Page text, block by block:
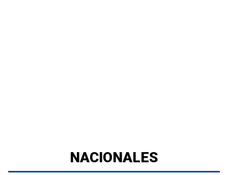
NACIONALES